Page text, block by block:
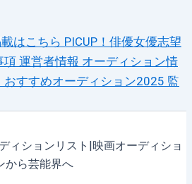
はこちら PICUP！俳優女優志望
項 運営者情報 オーディション情
おすすめオーディション2025 監
ィションリスト|映画オーディショ
から芸能界へ